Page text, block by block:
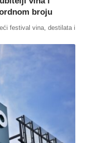
broju
festival vina, destilata i